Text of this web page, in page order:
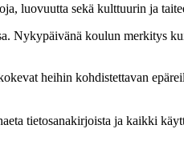
luovuutta sekä kulttuurin ja
Nykypäivänä koulun merkitys
heihin kohdistettavan
tietosanakirjoista ja kaikki